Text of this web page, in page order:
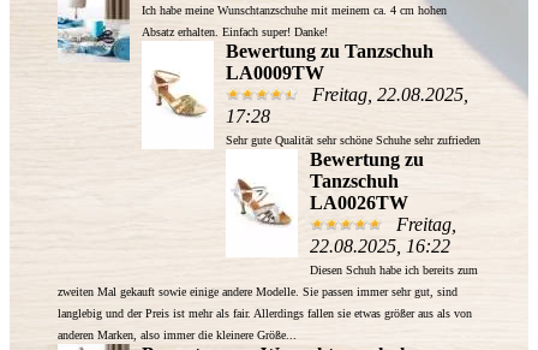
Ich habe meine Wunschtanzschuhe mit meinem ca. 4 cm hohen
Absatz erhalten. Einfach super! Danke!
Bewertung zu Tanzschuh
LA0009TW
Freitag, 22.08.2025,
17:28
Sehr gute Qualität sehr schöne Schuhe sehr zufrieden
Bewertung zu
Tanzschuh
LA0026TW
Freitag,
22.08.2025, 16:22
Diesen Schuh habe ich bereits zum
zweiten Mal gekauft sowie einige andere Modelle. Sie passen immer sehr gut, sind
langlebig und der Preis ist mehr als fair. Allerdings fallen sie etwas größer aus als von
anderen Marken, also immer die kleinere Größe...